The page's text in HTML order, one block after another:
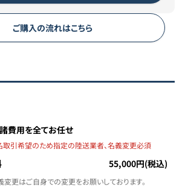
ご購入の流れはこちら
費用を全てお任せ
引希望のため指定の陸送業者、名義変更必須
55,000円(税込)
更はご自身での変更をお願いしております。